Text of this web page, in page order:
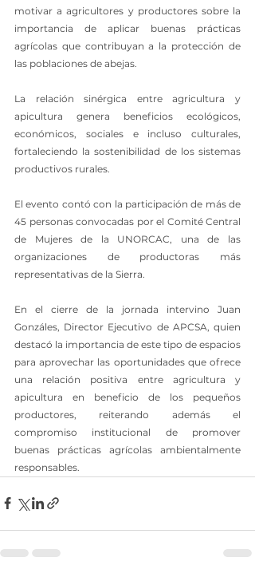
motivar a agricultores y productores sobre la
importancia de aplicar buenas prácticas
agrícolas que contribuyan a la protección de
las poblaciones de abejas.
La relación sinérgica entre agricultura y
apicultura genera beneficios ecológicos,
económicos, sociales e incluso culturales,
fortaleciendo la sostenibilidad de los sistemas
productivos rurales.
El evento contó con la participación de más de
45 personas convocadas por el Comité Central
de Mujeres de la UNORCAC, una de las
organizaciones de productoras más
representativas de la Sierra.
En el cierre de la jornada intervino Juan
Gonzáles, Director Ejecutivo de APCSA, quien
destacó la importancia de este tipo de espacios
para aprovechar las oportunidades que ofrece
una relación positiva entre agricultura y
apicultura en beneficio de los pequeños
productores, reiterando además el
compromiso institucional de promover
buenas prácticas agrícolas ambientalmente
responsables.